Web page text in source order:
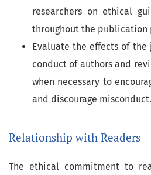
researchers on ethical
throughout the publication
Evaluate the effects of the
conduct of authors and
when necessary to
and discourage misconduct.
Relationship with Readers
The ethical commitment to